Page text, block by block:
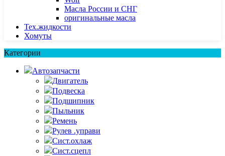
Масла России и СНГ
оригинальные масла
Тех.жидкости
Хомуты
Категории
Автозапчасти
Двигатель
Подвеска
Подшипник
Пыльник
Ремень
Рулев .управи
Сист.охлаж
Сист.сцепл